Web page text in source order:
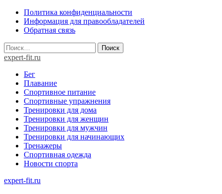
Skip
content
Политика конфиденциальности
Информация для правообладателей
Обратная связь
Найти:
expert-fit.ru
Бег
Плавание
Спортивное питание
Спортивные упражнения
Тренировки для дома
Тренировки для женщин
Тренировки для мужчин
Тренировки для начинающих
Тренажеры
Спортивная одежда
Новости спорта
expert-fit.ru